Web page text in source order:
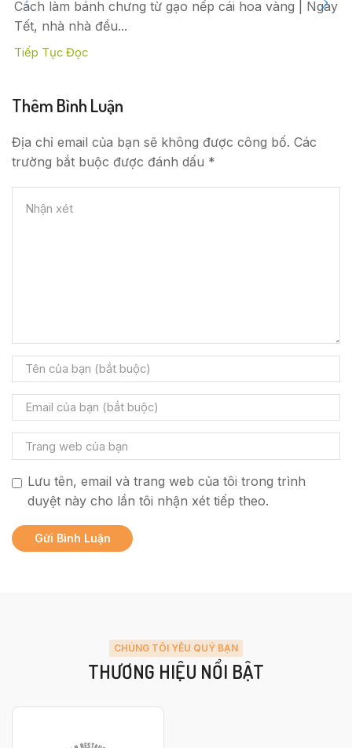
Cách làm bánh chưng từ gạo nếp cái hoa vàng | Ngày
Tết, nhà nhà đều...
Tiếp Tục Đọc
Thêm Bình Luận
Địa chỉ email của bạn sẽ không được công bố. Các
trường bắt buộc được đánh dấu *
Lưu tên, email và trang web của tôi trong trình
duyệt này cho lần tôi nhận xét tiếp theo.
CHÚNG TÔI YÊU QUÝ BẠN
THƯƠNG HIỆU NỔI BẬT